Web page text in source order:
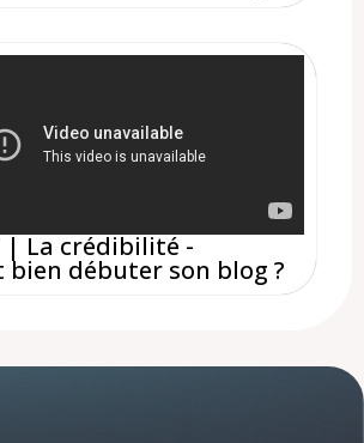
| La crédibilité -
bien débuter son blog ?